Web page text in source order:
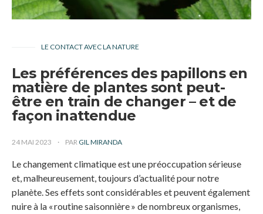
LE CONTACT AVEC LA NATURE
Les préférences des papillons en
matière de plantes sont peut-
être en train de changer – et de
façon inattendue
24 MAI 2023 PAR GIL MIRANDA
Le changement climatique est une préoccupation sérieuse
et, malheureusement, toujours d’actualité pour notre
planète. Ses effets sont considérables et peuvent également
nuire à la « routine saisonnière » de nombreux organismes,